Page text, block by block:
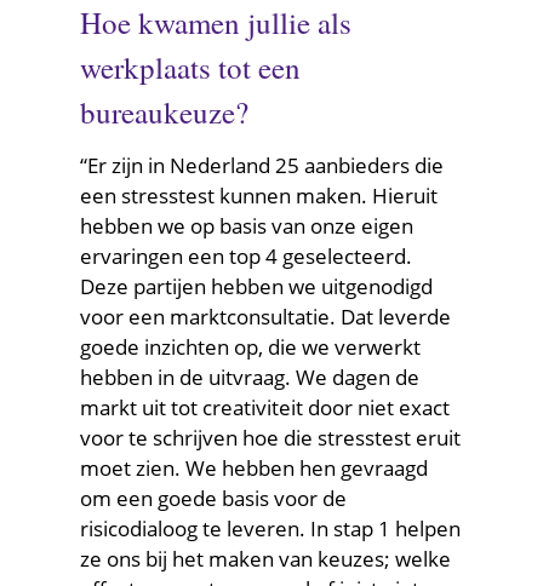
Hoe kwamen jullie als
werkplaats tot een
bureaukeuze?
“Er zijn in Nederland 25 aanbieders die
een stresstest kunnen maken. Hieruit
hebben we op basis van onze eigen
ervaringen een top 4 geselecteerd.
Deze partijen hebben we uitgenodigd
voor een marktconsultatie. Dat leverde
goede inzichten op, die we verwerkt
hebben in de uitvraag. We dagen de
markt uit tot creativiteit door niet exact
voor te schrijven hoe die stresstest eruit
moet zien. We hebben hen gevraagd
om een goede basis voor de
risicodialoog te leveren. In stap 1 helpen
ze ons bij het maken van keuzes; welke